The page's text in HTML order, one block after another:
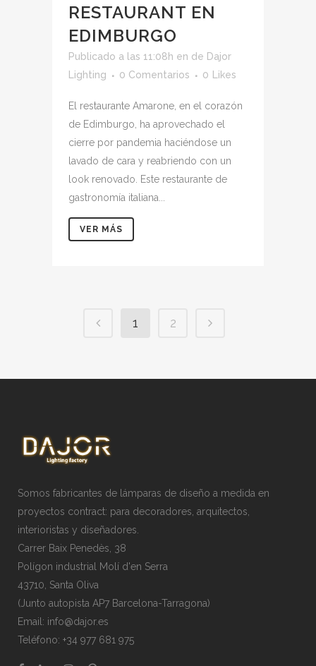
RESTAURANT EN
EDIMBURGO
Publicado a las 11:08h en de Dajor
Lighting
0 Comentarios 0 Likes
El restaurante Amarone, en el corazón
de Edimburgo, ha aprovechado el
cierre por pandemia haciéndose un
lavado de cara y reabriendo con un
look renovado. Este restaurante de
gastronomía italiana...
VER MÁS
1 2
Somos fabricantes de lámparas de diseño a medida en
proyectos contract: para decoradores, arquitectos,
interioristas y diseñadores.
Carrer Baix Penedès, 38
Polígon industrial Molí d'en Serra
43710, Santa Oliva
(Junto autopista AP7 Barcelona-Tarragona)
Email: info@dajor.es
Teléfono: +34 977 681 975